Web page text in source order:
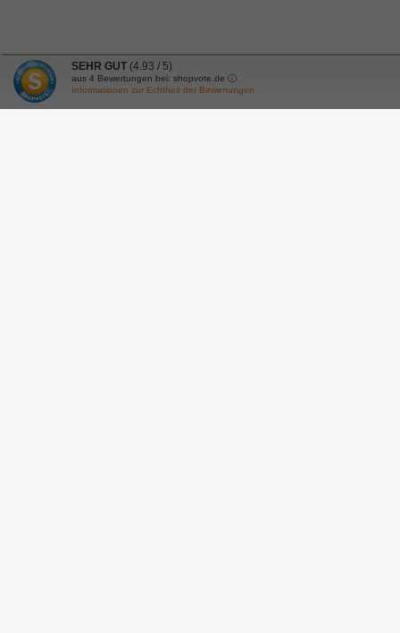
SEHR GUT (4.93 / 5)
aus 4 Bewertungen bei: shopvote.de ⓘ
Informationen zur Echtheit der Bewertungen